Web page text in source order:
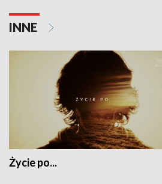
INNE
Życie po...